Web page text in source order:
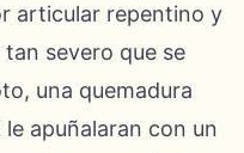
articular repentino y
severo que se
una quemadura
apuñalaran con un